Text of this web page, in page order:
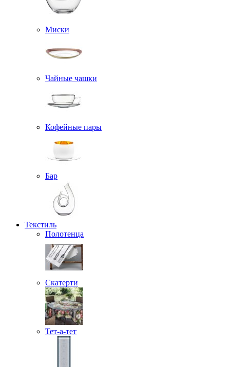
Миски
Чайные чашки
Кофейные пары
Бар
Текстиль
Полотенца
Скатерти
Тет-а-тет